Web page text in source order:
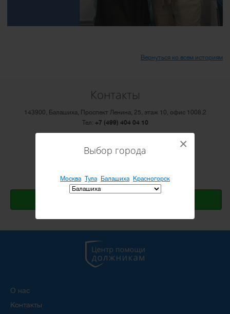
Выбор города
Москва Тула Балашиха Красногорск
×
Вернуться ко всем историям
Контакты
143900, Балашиха, Проспект Ленина, 25, этаж 10, офис 1008.2
Тел: +7 (499) 404 04 10
Режим работы: ПН-ПТ с 10:00 до 20:00
О нас
Контакты